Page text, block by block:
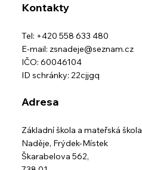
Kontakty
Tel: +420 558 633 480
E-mail: zsnadeje@seznam.cz
IČO: 60046104
ID schránky: 22cjjgq
Adresa
Základní škola a mateřská škola
Naděje, Frýdek-Místek
Škarabelova 562,